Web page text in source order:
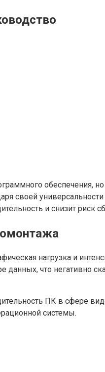
обеспечения,
своей
и снизит риск
нагрузка и
что негативно
ПК в сфере
системы.